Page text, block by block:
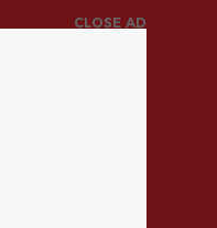
CLOSE AD